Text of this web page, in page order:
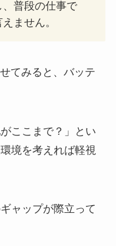
普段の仕事で
ません。
てみると、バッテ
ここまで？」とい
境を考えれば軽視
ャップが際立って